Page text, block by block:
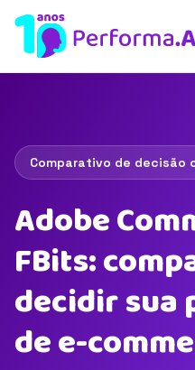
Comparativo de decisão
Adobe
FBits:
decidir sua
de e-